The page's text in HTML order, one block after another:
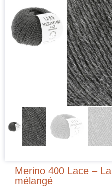
Merino 400 Lace –
mélangé